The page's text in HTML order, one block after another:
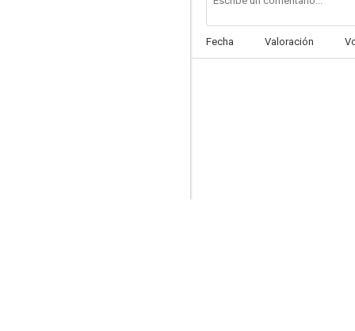
Fecha Valoración